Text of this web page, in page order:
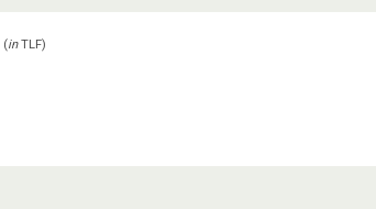
(inTLF)